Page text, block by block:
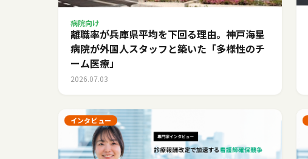
病院向け
離職率が兵庫県平均を下回る理由。神戸海星
病院が外国人スタッフと築いた「多様性のチ
ーム医療」
2026.07.03
インタビュー